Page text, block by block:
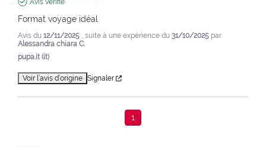
Avis vérifié
Format voyage idéal
Avis du 12/11/2025 , suite à une expérience du 31/10/2025 par
Alessandra chiara C.
pupa.it (it)
Voir l’avis d’origine Signaler
1